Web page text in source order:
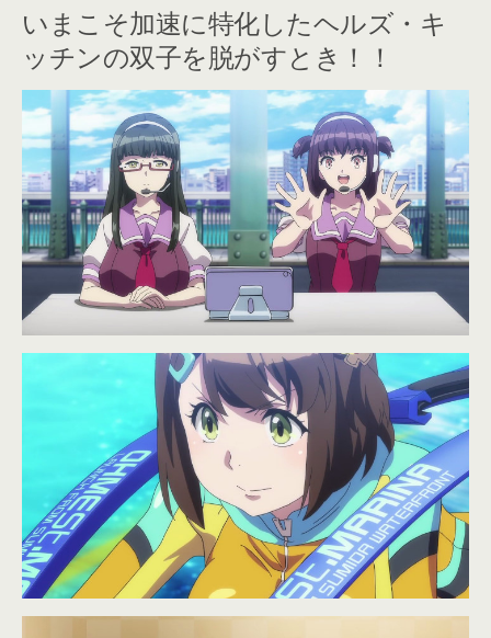
いまこそ加速に特化したヘルズ・キ
ッチンの双子を脱がすとき！！